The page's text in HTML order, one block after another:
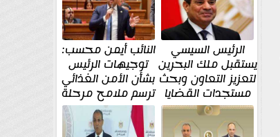
الرئيس السيسي
يستقبل ملك البحرين
لتعزيز التعاون وبحث
مستجدات القضايا
الإقليمية والدولية
النائب أيمن محسب:
توجيهات الرئيس
بشأن الأمن الغذائي
ترسم ملامح مرحلة
جديدة